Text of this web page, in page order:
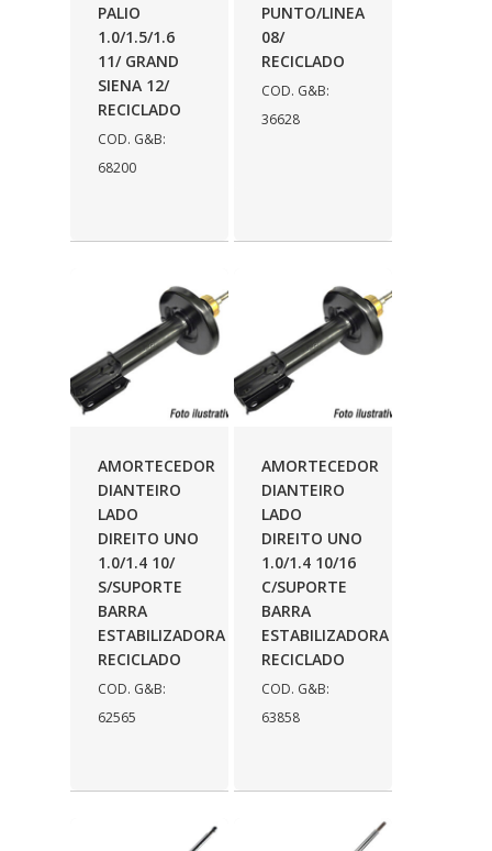
PALIO
1.0/1.5/1.6
11/ GRAND
SIENA 12/
RECICLADO
COD. G&B:
68200
PUNTO/LINEA
08/
RECICLADO
COD. G&B:
36628
AMORTECEDOR
DIANTEIRO
LADO
DIREITO UNO
1.0/1.4 10/
S/SUPORTE
BARRA
ESTABILIZADORA
RECICLADO
COD. G&B:
62565
AMORTECEDOR
DIANTEIRO
LADO
DIREITO UNO
1.0/1.4 10/16
C/SUPORTE
BARRA
ESTABILIZADORA
RECICLADO
COD. G&B:
63858